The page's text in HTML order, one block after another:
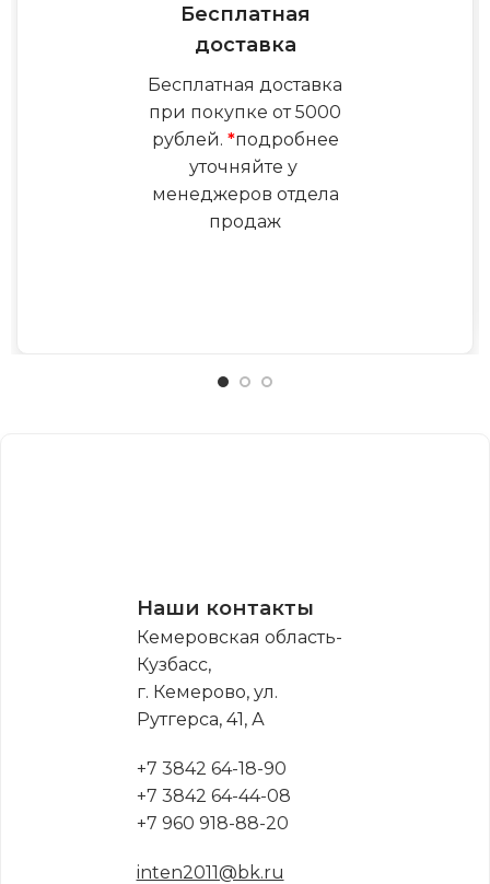
Бесплатная
доставка
Бесплатная доставка
при покупке от 5000
рублей. *подробнее
уточняйте у
менеджеров отдела
продаж
Наши контакты
Кемеровская область-
Кузбасс,
г. Кемерово, ул.
Рутгерса, 41, А
+7 3842 64-18-90
+7 3842 64-44-08
+7 960 918-88-20
inten2011@bk.ru